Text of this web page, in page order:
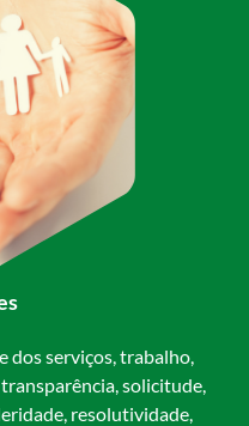
dos serviços, trabalho,
solicitude,
resolutividade,